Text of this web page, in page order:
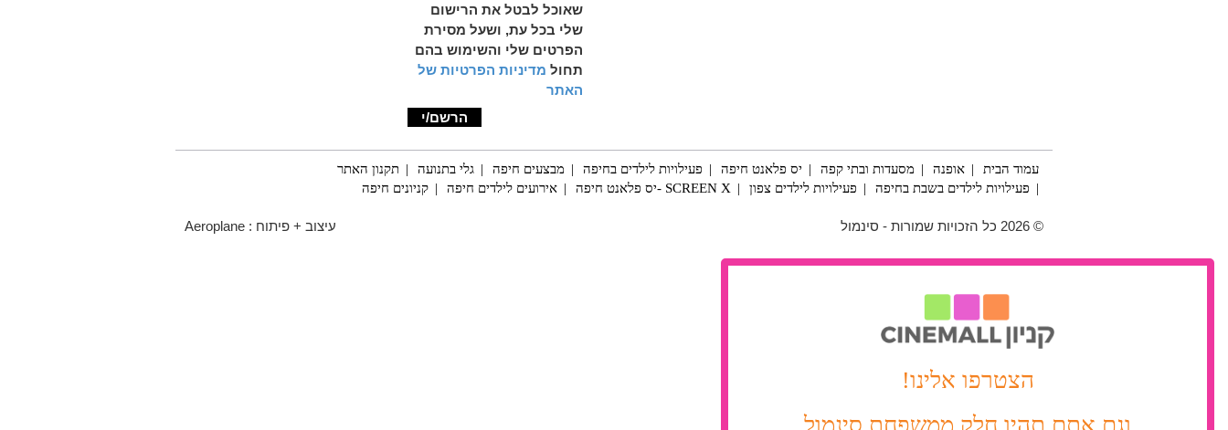
שאוכל לבטל את הרישום
שלי בכל עת, ושעל מסירת
הפרטים שלי והשימוש בהם
תחול מדיניות הפרטיות של
האתר
עמוד הבית אופנה מסעדות ובתי קפה יס פלאנט חיפה פעילויות לילדים בחיפה מבצעים חיפה גלי בתנועה
תקנון האתר
פעילויות לילדים בשבת בחיפה
פעילויות לילדים צפון SCREEN X -יס פלאנט חיפה אירועים לילדים חיפה קניונים חיפה
© 2026 כל הזכויות שמורות - סינמול עיצוב + פיתוח : Aeroplane
הצטרפו אלינו!